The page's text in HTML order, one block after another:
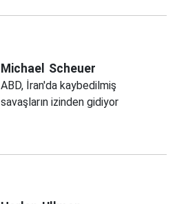
Michael Scheuer
ABD, İran'da kaybedilmiş
savaşların izinden gidiyor